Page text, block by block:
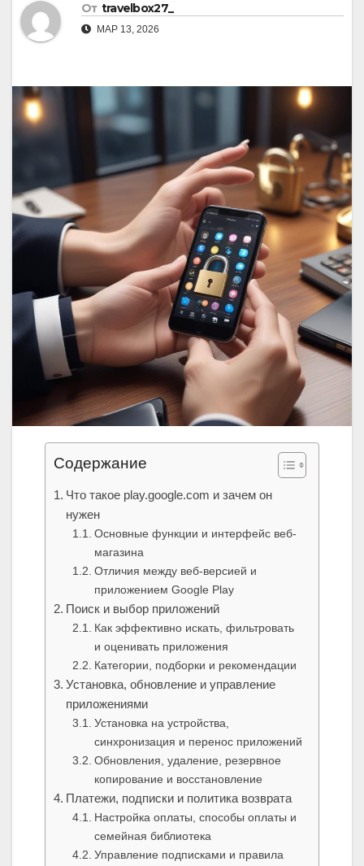
От travelbox27_
МАР 13, 2026
Содержание
Что такое play.google.com и зачем он
нужен
Основные функции и интерфейс веб-
магазина
Отличия между веб-версией и
приложением Google Play
Поиск и выбор приложений
Как эффективно искать, фильтровать
и оценивать приложения
Категории, подборки и рекомендации
Установка, обновление и управление
приложениями
Установка на устройства,
синхронизация и перенос приложений
Обновления, удаление, резервное
копирование и восстановление
Платежи, подписки и политика возврата
Настройка оплаты, способы оплаты и
семейная библиотека
Управление подписками и правила